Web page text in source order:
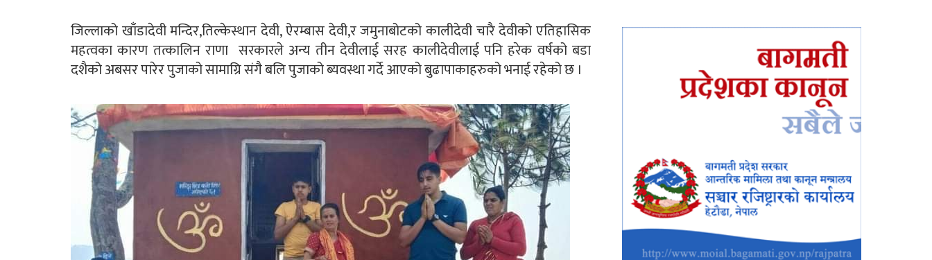
जिल्लाको खाँडादेवी मन्दिर,तिल्केस्थान देवी, ऐरम्बास देवी,र जमुनाबोटको कालीदेवी चारै देवीको एतिहासिक
महत्वका कारण तत्कालिन राणा सरकारले अन्य तीन देवीलाई सरह कालीदेवीलाई पनि हरेक वर्षको बडा
दशैको अबसर पारेर पुजाको सामाग्रि संगै बलि पुजाको ब्यवस्था गर्दे आएको बुढापाकाहरुको भनाई रहेको छ ।